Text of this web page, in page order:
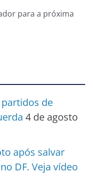
para a próxima
de
4 de agosto
após salvar
DF. Veja vídeo